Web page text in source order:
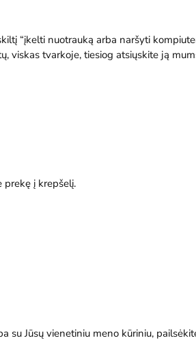
“įkelti nuotrauką arba naršyti
viskas tvarkoje, tiesiog atsiųskite ją
prekę į krepšelį.
su Jūsų vienetiniu meno kūriniu,